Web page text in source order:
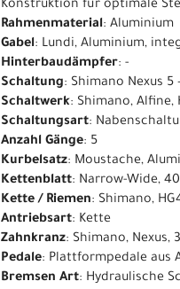
Konstruktion für optimale
Rahmenmaterial: Aluminium
Gabel: Lundi, Aluminium,
Hinterbaudämpfer: -
Schaltung: Shimano Nexus 5
Schaltwerk: Shimano,
Schaltungsart:
Anzahl Gänge: 5
Kurbelsatz: Moustache,
Kettenblatt: Narrow-Wide,
Kette / Riemen: Shimano,
Antriebsart: Kette
Zahnkranz: Shimano, Nexus,
Pedale: Plattformpedale aus
Bremsen Art: Hydraulische